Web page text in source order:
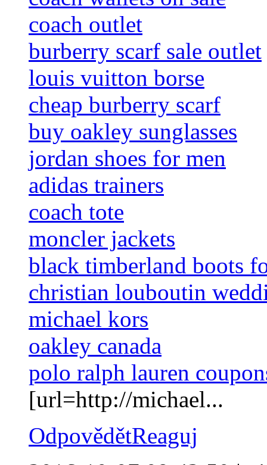
coach outlet
burberry scarf sale outlet
louis vuitton borse
cheap burberry scarf
buy oakley sunglasses
jordan shoes for men
adidas trainers
coach tote
moncler jackets
black timberland boots
christian louboutin
michael kors
oakley canada
polo ralph lauren
[url=http://michael...
OdpovědětReaguj